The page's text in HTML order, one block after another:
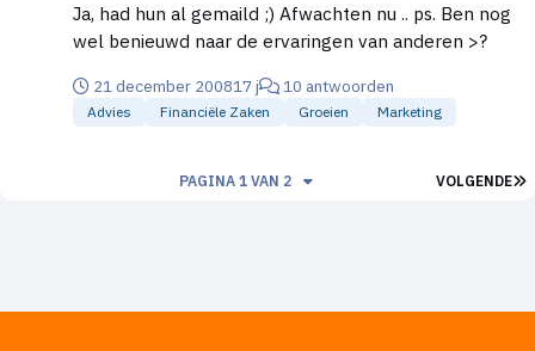
Ja, had hun al gemaild ;) Afwachten nu .. ps. Ben nog
wel benieuwd naar de ervaringen van anderen >?
21 december 200817 j 10 antwoorden
Advies Financiële Zaken Groeien Marketing
VOLGENDE
PAGINA 1 VAN 2